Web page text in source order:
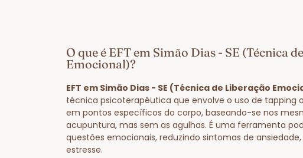
O que é EFT em Simão Dias - SE (Técnica
Emocional)?
EFT em Simão Dias - SE (Técnica de Liberação
técnica psicoterapêutica que envolve o uso de tapping
em pontos específicos do corpo, baseando-se nos
acupuntura, mas sem as agulhas. É uma ferramenta
questões emocionais, reduzindo sintomas de
estresse.